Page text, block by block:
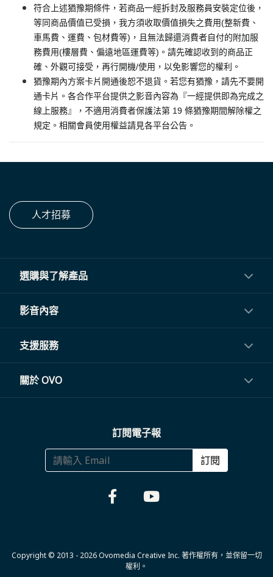
符合上述猶豫期條件，若商品一經拆封及服務員安裝定位後，
等同商品價值已受損，我方須收取價值損失之費用(整新費、
車馬費、運費、包材費等)，且無法歸還消費者自付的附加服
務費用(樓層費、偏遠地區運費等)。請先確認收到的商品正
確、外觀可接受，再行開機/使用，以免影響您的權利。
猶豫期內方案卡片開通後恕不退貨。若您有猶豫，請先不要開
通卡片。各合作平台提供之影音內容為『一經提供即為完成之
線上服務』，不適用消費者保護法第 19 條猶豫期間解除權之
規定。相關會員使用權益請見各平台公告。
人才招募
選購與了解產品
投影機
閨蜜機與電視
電視盒與周邊
福利品專區
影音內容
影音訂閱
支援服務
常見問題
哪裡購買
關於 OVO
商務合作
訂閱電子報
訂閱
Copyright © 2013 - 2026 Ovomedia Creative Inc. 著作權所有，並保留一切
權利。